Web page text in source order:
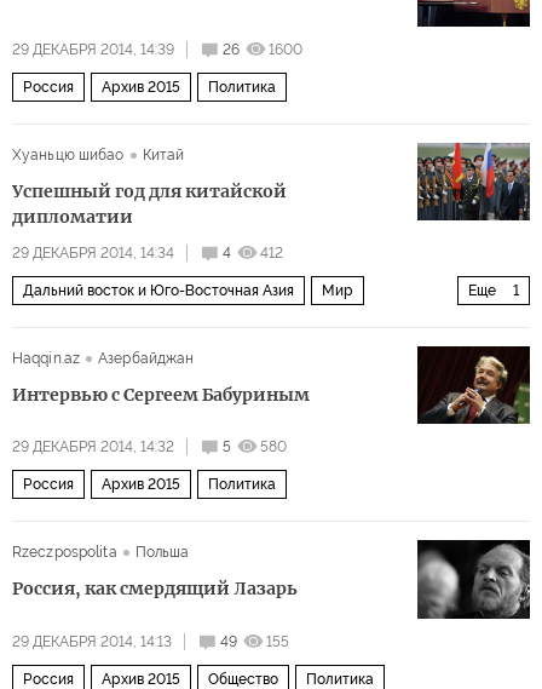
29 ДЕКАБРЯ 2014, 14:39 26 1600
Россия Архив 2015 Политика
Хуаньцю шибао Китай
Успешный год для китайской
дипломатии
29 ДЕКАБРЯ 2014, 14:34 4 412
Еще 1
Дальний восток и Юго-Восточная Азия Мир
Haqqin.az
Азербайджан
Интервью с Сергеем Бабуриным
29 ДЕКАБРЯ 2014, 14:32 5 580
Россия Архив 2015 Политика
Rzeczpospolita Польша
Россия, как смердящий Лазарь
29 ДЕКАБРЯ 2014, 14:13 49 155
Россия Архив 2015 Общество Политика